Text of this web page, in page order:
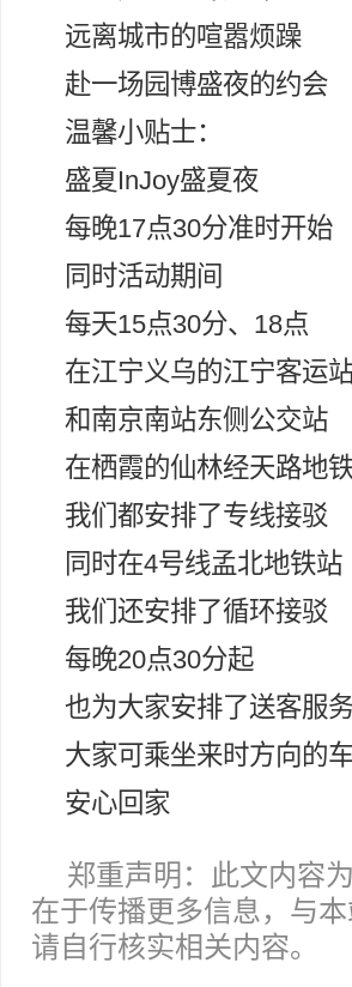
远离城市的喧嚣烦躁
赴一场园博盛夜的约会
温馨小贴士：
盛夏InJoy盛夏夜
每晚17点30分准时开始
同时活动期间
每天15点30分、18点
在江宁义乌的江宁客运
和南京南站东侧公交站
在栖霞的仙林经天路地
我们都安排了专线接驳
同时在4号线孟北地铁站
我们还安排了循环接驳
每晚20点30分起
也为大家安排了送客服
大家可乘坐来时方向的
安心回家
郑重声明：此文内容
在于传播更多信息，与
请自行核实相关内容。